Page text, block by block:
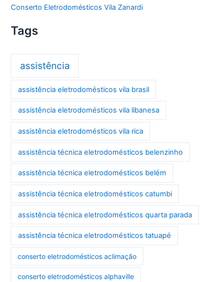
Conserto Eletrodomésticos Vila Zanardi
Tags
assistência
assistência eletrodomésticos vila brasil
assistência eletrodomésticos vila libanesa
assistência eletrodomésticos vila rica
assistência técnica eletrodomésticos belenzinho
assistência técnica eletrodomésticos belém
assistência técnica eletrodomésticos catumbi
assistência técnica eletrodomésticos quarta parada
assistência técnica eletrodomésticos tatuapé
conserto eletrodomésticos aclimação
conserto eletrodomésticos alphaville